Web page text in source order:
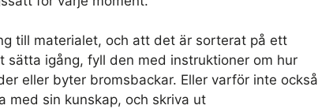
till materialet, och att det är sorterat på ett
igång, fyll den med instruktioner om hur
eller byter bromsbackar. Eller varför inte också
med sin kunskap, och skriva ut